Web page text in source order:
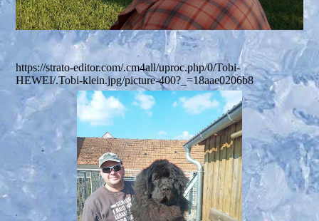
https://strato-editor.com/.cm4all/uproc.php/0/Tobi-
HEWEI/.Tobi-klein.jpg/picture-400?_=18aae0206b8